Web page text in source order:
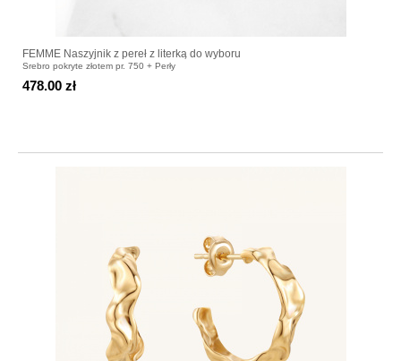
FEMME Naszyjnik z pereł z literką do wyboru
Srebro pokryte złotem pr. 750 + Perły
478.00 zł